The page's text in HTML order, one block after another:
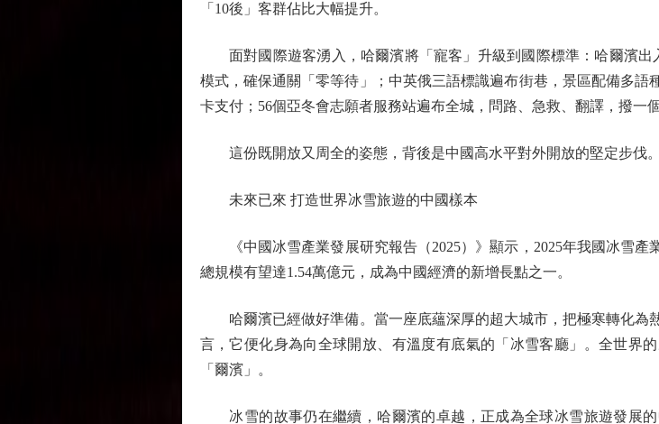
「10後」客群佔比大幅提升。
面對國際遊客湧入，哈爾濱將「寵客」升級到國際標準：哈爾濱出
模式，確保通關「零等待」；中英俄三語標識遍布街巷，景區配備多語
卡支付；56個亞冬會志願者服務站遍布全城，問路、急救、翻譯，撥一
這份既開放又周全的姿態，背後是中國高水平對外開放的堅定步伐。
未來已來 打造世界冰雪旅遊的中國樣本
《中國冰雪產業發展研究報告（2025）》顯示，2025年我國冰雪產
總規模有望達1.54萬億元，成為中國經濟的新增長點之一。
哈爾濱已經做好準備。當一座底蘊深厚的超大城市，把極寒轉化為
言，它便化身為向全球開放、有溫度有底氣的「冰雪客廳」。全世界
「爾濱」。
冰雪的故事仍在繼續，哈爾濱的卓越，正成為全球冰雪旅遊發展的